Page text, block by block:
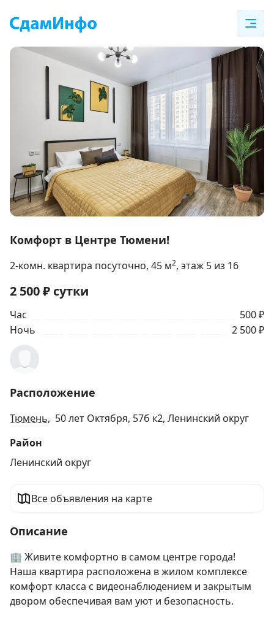
1
24
Комфорт в Центре Тюмени!
2-комн. квартира посуточно, 45 м2, этаж 5 из 16
2 500₽ сутки
Час
500 ₽
Ночь
2 500 ₽
Расположение
Тюмень, 50 лет Октября, 57б к2, Ленинский округ
Район
Ленинский округ
Все объявления на карте
Описание
🏢 Живите комфортно в самом центре города!
Наша квартира расположена в жилом комплексе
комфорт класса с видеонаблюдением и закрытым
двором обеспечивая вам уют и безопасность.